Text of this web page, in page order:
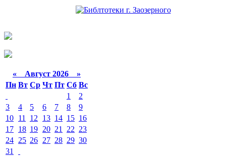
« Август 2026 »
Пн Вт Ср Чт Пт Сб Вс
1
2
3
4 5 6 7 8
9
10 11 12 13 14 15 16
17 18 19 20 21 22 23
24 25 26 27 28 29 30
31